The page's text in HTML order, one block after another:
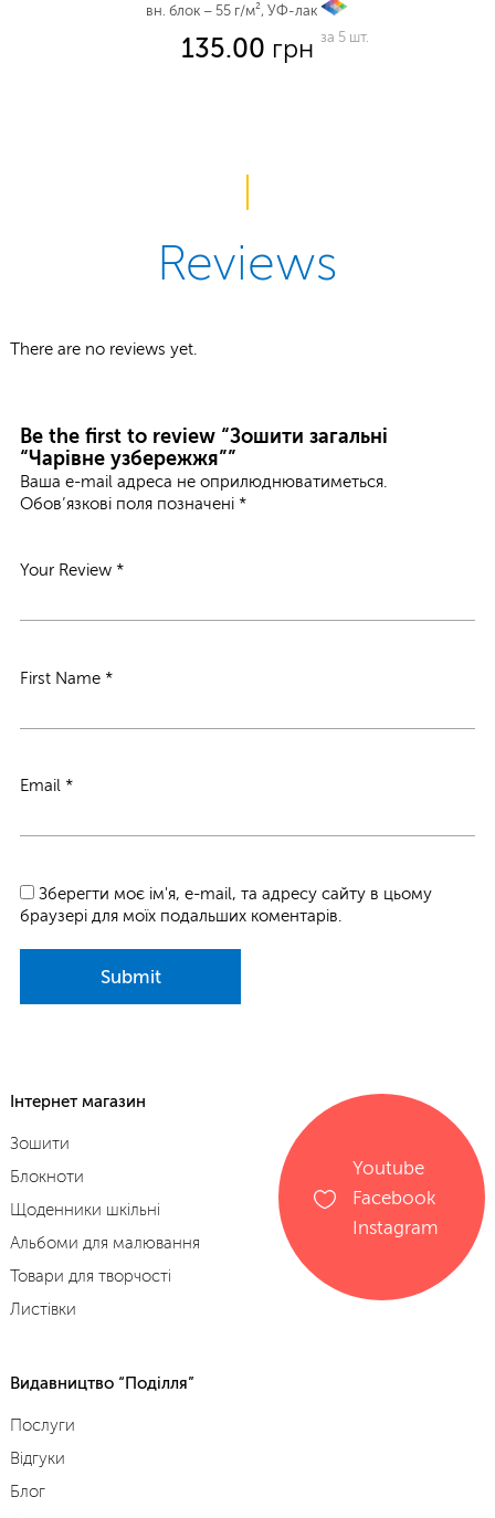
вн. блок – 55 г/м², УФ-лак
135.00 грн за 5 шт.
Reviews
There are no reviews yet.
Be the first to review “Зошити загальні
“Чарівне узбережжя””
Ваша e-mail адреса не оприлюднюватиметься.
Обов’язкові поля позначені *
Your Review *
First Name *
Email *
Зберегти моє ім'я, e-mail, та адресу сайту в цьому
браузері для моїх подальших коментарів.
Submit
Інтернет магазин
Зошити
Блокноти
Щоденники шкільні
Альбоми для малювання
Товари для творчості
Листівки
Видавництво “Поділля”
Послуги
Відгуки
Блог
Youtube
Facebook
Instagram